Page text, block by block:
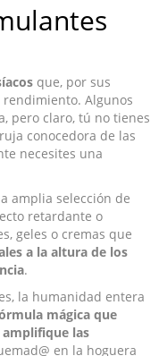
que, por sus
Algunos
pero claro, tú no tienes
conocedora de las
necesites una
amplia selección de
retardante o
geles o cremas que
a la altura de los
.
la humanidad entera
mágica que
las
en la hoguera